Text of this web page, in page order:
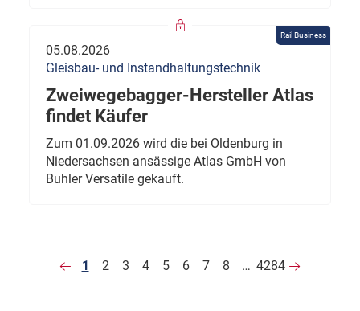
Rail Business
05.08.2026
Gleisbau- und Instandhaltungstechnik
Zweiwegebagger-Hersteller Atlas
findet Käufer
Zum 01.09.2026 wird die bei Oldenburg in
Niedersachsen ansässige Atlas GmbH von
Buhler Versatile gekauft.
1 2 3 4 5 6 7 8 … 4284